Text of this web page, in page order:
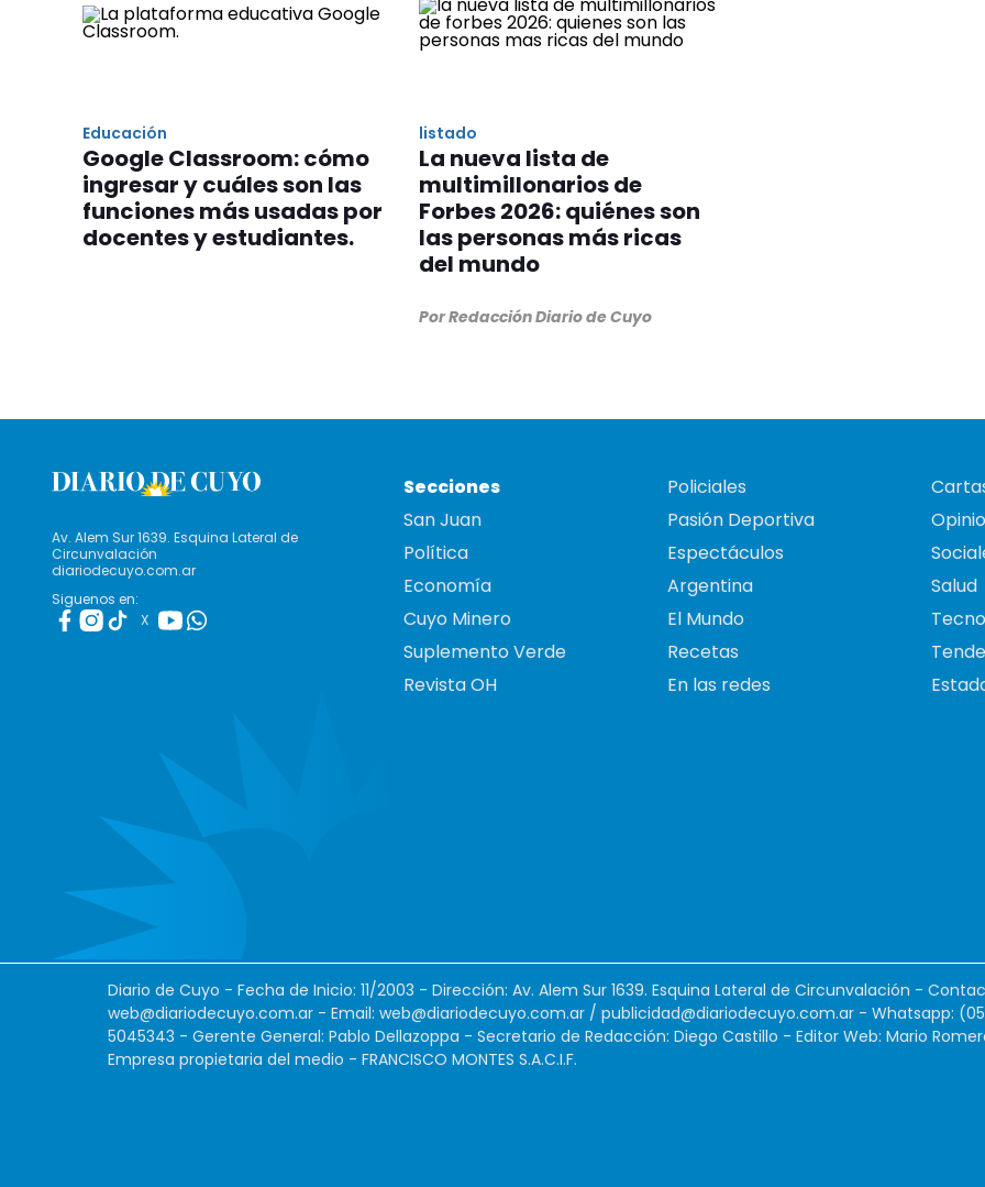
Educación
Google Classroom: cómo
ingresar y cuáles son las
funciones más usadas por
docentes y estudiantes.
listado
La nueva lista de
multimillonarios de
Forbes 2026: quiénes son
las personas más ricas
del mundo
Por Redacción Diario de Cuyo
Av. Alem Sur 1639. Esquina Lateral de
Circunvalación
diariodecuyo.com.ar
Siguenos en:
X
Secciones
San Juan
Política
Economía
Cuyo Minero
Suplemento Verde
Revista OH
Policiales
Pasión Deportiva
Espectáculos
Argentina
El Mundo
Recetas
En las redes
Salud
Diario de Cuyo - Fecha de Inicio: 11/2003 - Dirección: Av. Alem Sur 1639. Esquina Lateral de Circunvalación -
web@diariodecuyo.com.ar - Email: web@diariodecuyo.com.ar / publicidad@diariodecuyo.com.ar - Whatsapp:
5045343 - Gerente General: Pablo Dellazoppa - Secretario de Redacción: Diego Castillo - Editor Web: Mario
Empresa propietaria del medio - FRANCISCO MONTES S.A.C.I.F.